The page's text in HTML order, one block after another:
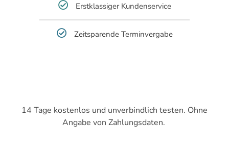
Erstklassiger Kundenservice
Zeitsparende Terminvergabe
14 Tage kostenlos und unverbindlich testen. Ohne
Angabe von Zahlungsdaten.